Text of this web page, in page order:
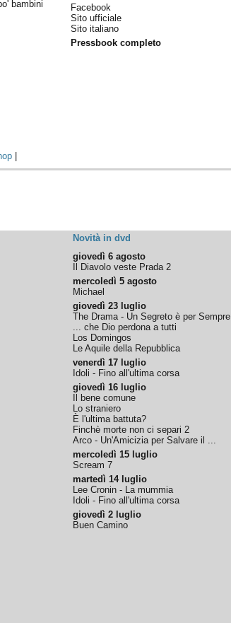
bambini
Facebook
Sito ufficiale
Sito italiano
Pressbook completo
Novità in dvd
giovedì 6 agosto
Il Diavolo veste Prada 2
mercoledì 5 agosto
Michael
giovedì 23 luglio
The Drama - Un Segreto è per Sempre
... che Dio perdona a tutti
Los Domingos
Le Aquile della Repubblica
venerdì 17 luglio
Idoli - Fino all'ultima corsa
giovedì 16 luglio
Il bene comune
Lo straniero
È l'ultima battuta?
Finchè morte non ci separi 2
Arco - Un'Amicizia per Salvare il ...
mercoledì 15 luglio
Scream 7
martedì 14 luglio
Lee Cronin - La mummia
Idoli - Fino all'ultima corsa
giovedì 2 luglio
Buen Camino